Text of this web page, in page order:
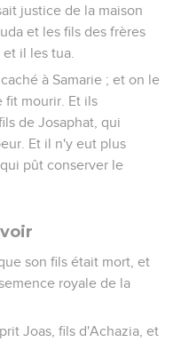
justice de la maison
et les fils des frères
il les tua.
à Samarie ; et on le
fit mourir. Et ils
de Josaphat, qui
Et il n'y eut plus
pût conserver le
son fils était mort, et
royale de la
Joas, fils d'Achazia, et